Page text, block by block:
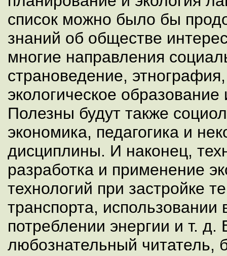
список можно было бы
знаний об обществе
многие направления
страноведение,
экологическое
Полезны будут также
экономика, педагогика и
дисциплины. И наконец,
разработка и применение
технологий при застройке
транспорта, использовании
потреблении энергии и т. д.
любознательный читатель,